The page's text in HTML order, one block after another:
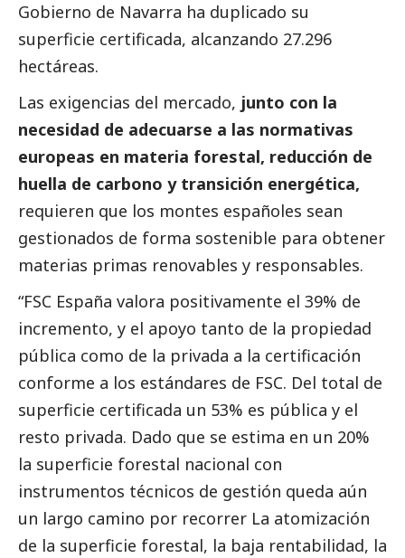
Gobierno de Navarra ha duplicado su
superficie certificada, alcanzando 27.296
hectáreas.
Las exigencias del mercado, junto con la
necesidad de adecuarse a las normativas
europeas en materia forestal, reducción de
huella de carbono y transición energética,
requieren que los montes españoles sean
gestionados de forma sostenible para obtener
materias primas renovables y responsables.
“FSC España valora positivamente el 39% de
incremento, y el apoyo tanto de la propiedad
pública como de la privada a la certificación
conforme a los estándares de FSC. Del total de
superficie certificada un 53% es pública y el
resto privada. Dado que se estima en un 20%
la superficie forestal nacional con
instrumentos técnicos de gestión queda aún
un largo camino por recorrer La atomización
de la superficie forestal, la baja rentabilidad, la